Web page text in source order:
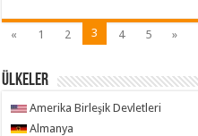
« 1 2 3 4 5 »
ÜLKELER
Amerika Birleşik Devletleri
Almanya